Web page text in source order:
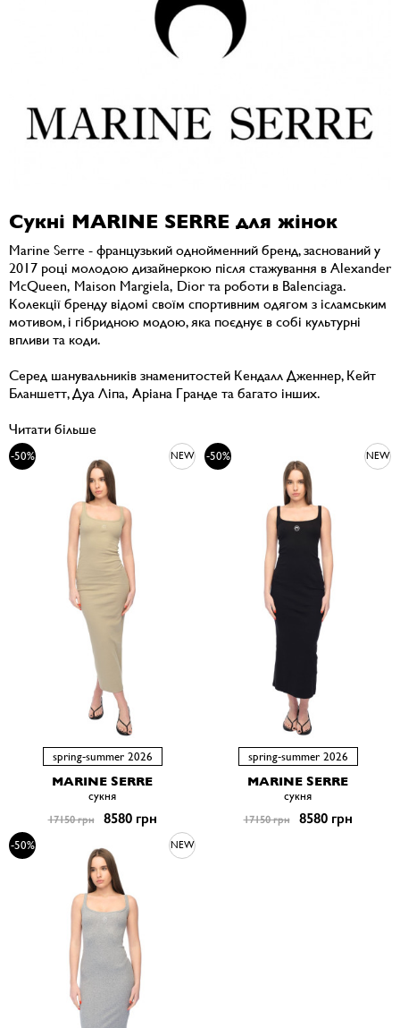
Сукні MARINE SERRE для жінок
Marine Serre - французький однойменний бренд, заснований у
2017 році молодою дизайнеркою після стажування в Alexander
McQueen, Maison Margiela, Dior та роботи в Balenciaga.
Колекції бренду відомі своїм спортивним одягом з ісламським
мотивом, і гібридною модою, яка поєднує в собі культурні
впливи та коди.
Серед шанувальників знаменитостей Кендалл Дженнер, Кейт
Бланшетт, Дуа Ліпа, Аріана Гранде та багато інших.
Читати більше
-50% NEW
spring-summer 2026
MARINE SERRE
сукня
17150 грн 8580 грн
-50% NEW
spring-summer 2026
MARINE SERRE
сукня
17150 грн 8580 грн
-50% NEW